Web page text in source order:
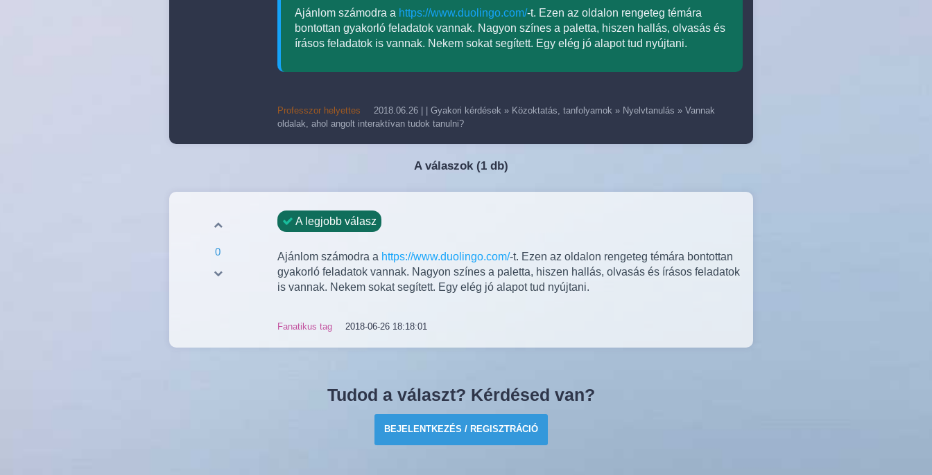
Ajánlom számodra a https://www.duolingo.com/-t. Ezen az oldalon rengeteg témára
bontottan gyakorló feladatok vannak. Nagyon színes a paletta, hiszen hallás, olvasás és
írásos feladatok is vannak. Nekem sokat segített. Egy elég jó alapot tud nyújtani.
Professzor helyettes 2018.06.26 Gyakori kérdések » Közoktatás, tanfolyamok » Nyelvtanulás » Vannak
oldalak, ahol angolt interaktívan tudok tanulni?
A válaszok (1 db)
0
A legjobb válasz
Ajánlom számodra a https://www.duolingo.com/-t. Ezen az oldalon rengeteg témára bontottan
gyakorló feladatok vannak. Nagyon színes a paletta, hiszen hallás, olvasás és írásos feladatok
is vannak. Nekem sokat segített. Egy elég jó alapot tud nyújtani.
Fanatikus tag 2018-06-26 18:18:01
Tudod a választ? Kérdésed van?
BEJELENTKEZÉS / REGISZTRÁCIÓ